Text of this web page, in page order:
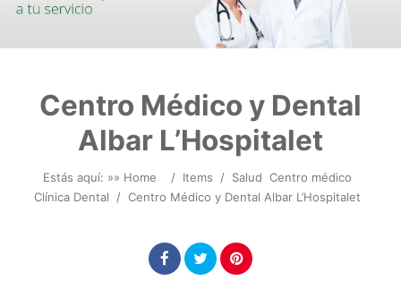
Centro Médico y Dental
Albar L’Hospitalet
Estás aquí: »» Home / Items / Salud Centro médico
Clínica Dental / Centro Médico y Dental Albar L’Hospitalet